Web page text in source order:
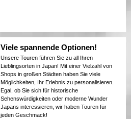
Viele spannende Optionen!
Unsere Touren führen Sie zu all Ihren
Lieblingsorten in Japan! Mit einer Vielzahl von
Shops in großen Städten haben Sie viele
Möglichkeiten, Ihr Erlebnis zu personalisieren.
Egal, ob Sie sich für historische
Sehenswürdigkeiten oder moderne Wunder
Japans interessieren, wir haben Touren für
jeden Geschmack!